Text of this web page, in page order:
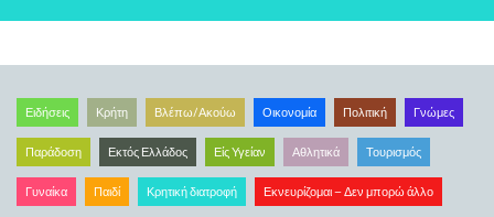
Ειδήσεις Κρήτη Βλέπω/Ακούω Οικονομία Πολιτική Γνώμες
Παράδοση Εκτός Ελλάδος Είς Υγείαν Αθλητικά Τουρισμός
Γυναίκα Παιδί Κρητική διατροφή Εκνευρίζομαι – Δεν μπορώ άλλο